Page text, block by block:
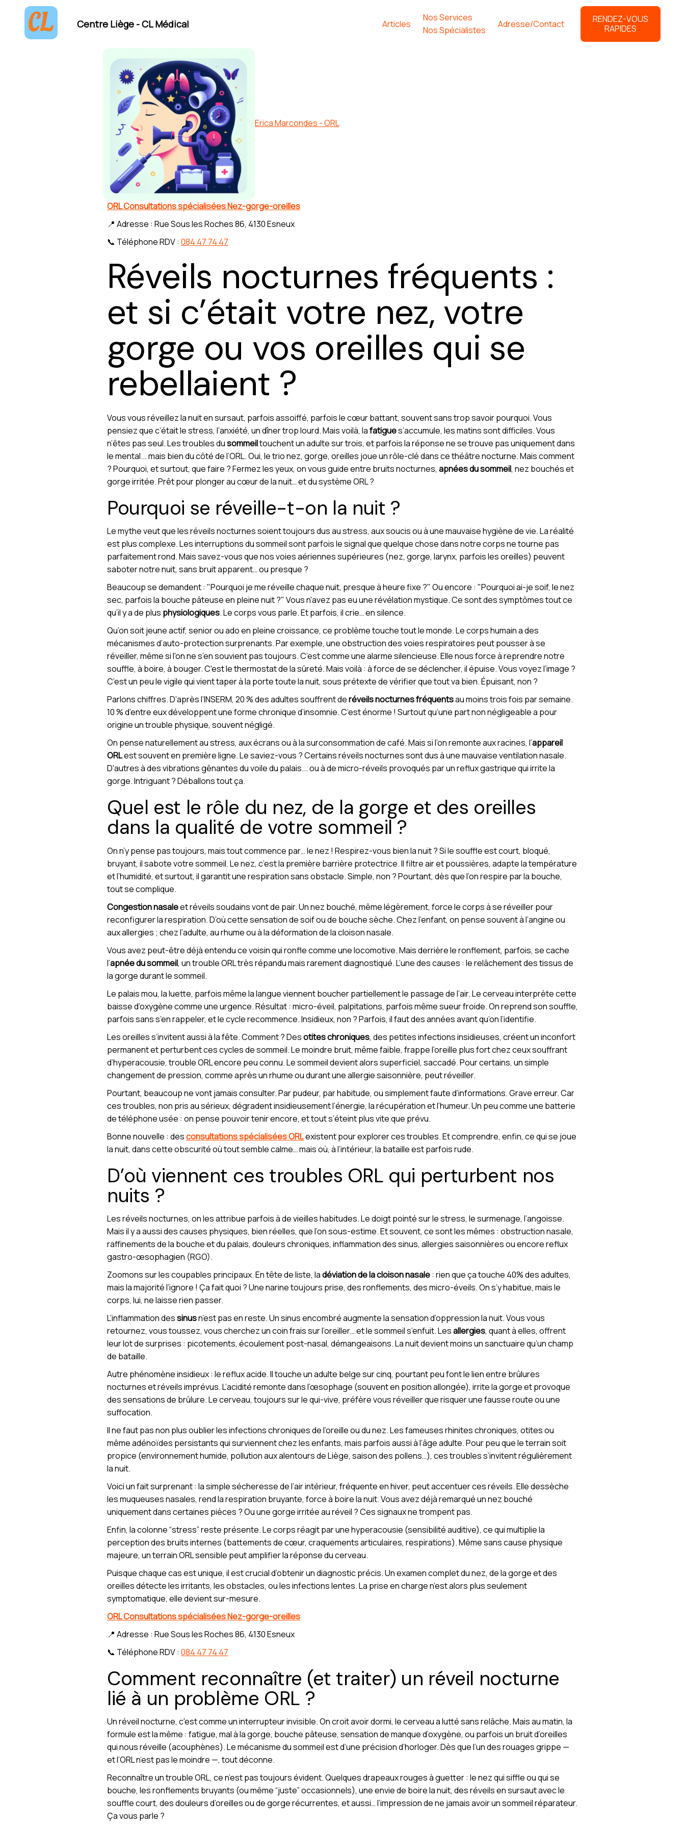
Centre Liège - CL Médical Articles
Nos Services
Nos Spécialistes
Adresse/Contact
RENDEZ-VOUS
RAPIDES
Erica Marcondes - ORL
ORL Consultations spécialisées Nez-gorge-oreilles
📍 Adresse : Rue Sous les Roches 86, 4130 Esneux
📞 Téléphone RDV : 084 47 74 47
Réveils nocturnes fréquents :
et si c’était votre nez, votre
gorge ou vos oreilles qui se
rebellaient ?
Vous vous réveillez la nuit en sursaut, parfois assoiffé, parfois le cœur battant, souvent sans trop savoir pourquoi. Vous
pensiez que c’était le stress, l’anxiété, un dîner trop lourd. Mais voilà, lafatigues’accumule, les matins sont difficiles. Vous
n’êtes pas seul. Les troubles dusommeiltouchent un adulte sur trois, et parfois la réponse ne se trouve pas uniquement dans
le mental... mais bien du côté de l’ORL. Oui, le trio nez, gorge, oreilles joue un rôle-clé dans ce théâtre nocturne. Mais comment
? Pourquoi, et surtout, que faire ? Fermez les yeux, on vous guide entre bruits nocturnes, apnées du sommeil, nez bouchés et
gorge irritée. Prêt pour plonger au cœur de la nuit… et du système ORL ?
Pourquoi se réveille-t-on la nuit ?
Le mythe veut que les réveils nocturnes soient toujours dus au stress, aux soucis ou à une mauvaise hygiène de vie. La réalité
est plus complexe. Les interruptions du sommeil sont parfois le signal que quelque chose dans notre corps ne tourne pas
parfaitement rond. Mais savez-vous que nos voies aériennes supérieures (nez, gorge, larynx, parfois les oreilles) peuvent
saboter notre nuit, sans bruit apparent… ou presque ?
Beaucoup se demandent : "Pourquoi je me réveille chaque nuit, presque à heure fixe ?" Ou encore : "Pourquoi ai-je soif, le nez
sec, parfois la bouche pâteuse en pleine nuit ?" Vous n'avez pas eu une révélation mystique. Ce sont des symptômes tout ce
qu’il y a de plus physiologiques. Le corps vous parle. Et parfois, il crie… en silence.
Qu’on soit jeune actif, senior ou ado en pleine croissance, ce problème touche tout le monde. Le corps humain a des
mécanismes d’auto-protection surprenants. Par exemple, une obstruction des voies respiratoires peut pousser à se
réveiller, même si l'on ne s’en souvient pas toujours. C’est comme une alarme silencieuse. Elle nous force à reprendre notre
souffle, à boire, à bouger. C'est le thermostat de la sûreté. Mais voilà : à force de se déclencher, il épuise. Vous voyez l’image ?
C’est un peu le vigile qui vient taper à la porte toute la nuit, sous prétexte de vérifier que tout va bien. Épuisant, non ?
Parlons chiffres. D’après l’INSERM, 20 % des adultes souffrent deréveils nocturnes fréquentsau moins trois fois par semaine.
10 % d’entre eux développent une forme chronique d’insomnie. C’est énorme ! Surtout qu’une part non négligeable a pour
origine un trouble physique, souvent négligé.
On pense naturellement au stress, aux écrans ou à la surconsommation de café. Mais si l’on remonte aux racines, l’appareil
ORLest souvent en première ligne. Le saviez-vous ? Certains réveils nocturnes sont dus à une mauvaise ventilation nasale.
D'autres à des vibrations gênantes du voile du palais... ou à de micro-réveils provoqués par un reflux gastrique qui irrite la
gorge. Intriguant ? Déballons tout ça.
Quel est le rôle du nez, de la gorge et des oreilles
dans la qualité de votre sommeil ?
On n’y pense pas toujours, mais tout commence par… le nez ! Respirez-vous bien la nuit ? Si le souffle est court, bloqué,
bruyant, il sabote votre sommeil. Le nez, c’est la première barrière protectrice. Il filtre air et poussières, adapte la température
et l’humidité, et surtout, il garantit une respiration sans obstacle. Simple, non ? Pourtant, dès que l’on respire par la bouche,
tout se complique.
Congestion nasaleet réveils soudains vont de pair. Un nez bouché, même légèrement, force le corps à se réveiller pour
reconfigurer la respiration. D’où cette sensation de soif ou de bouche sèche. Chez l’enfant, on pense souvent à l’angine ou
aux allergies ; chez l’adulte, au rhume ou à la déformation de la cloison nasale.
Vous avez peut-être déjà entendu ce voisin qui ronfle comme une locomotive. Mais derrière le ronflement, parfois, se cache
l’apnée du sommeil, un trouble ORL très répandu mais rarement diagnostiqué. L’une des causes : le relâchement des tissus de
la gorge durant le sommeil.
Le palais mou, la luette, parfois même la langue viennent boucher partiellement le passage de l’air. Le cerveau interprète cette
baisse d’oxygène comme une urgence. Résultat : micro-éveil, palpitations, parfois même sueur froide. On reprend son souffle,
parfois sans s’en rappeler, et le cycle recommence. Insidieux, non ? Parfois, il faut des années avant qu’on l’identifie.
Les oreilles s’invitent aussi à la fête. Comment ? Desotites chroniques, des petites infections insidieuses, créent un inconfort
permanent et perturbent ces cycles de sommeil. Le moindre bruit, même faible, frappe l’oreille plus fort chez ceux souffrant
d’hyperacousie, trouble ORL encore peu connu. Le sommeil devient alors superficiel, saccadé. Pour certains, un simple
changement de pression, comme après un rhume ou durant une allergie saisonnière, peut réveiller.
Pourtant, beaucoup ne vont jamais consulter. Par pudeur, par habitude, ou simplement faute d’informations. Grave erreur. Car
ces troubles, non pris au sérieux, dégradent insidieusement l’énergie, la récupération et l’humeur. Un peu comme une batterie
de téléphone usée : on pense pouvoir tenir encore, et tout s’éteint plus vite que prévu.
Bonne nouvelle : desconsultations spécialisées ORLexistent pour explorer ces troubles. Et comprendre, enfin, ce qui se joue
la nuit, dans cette obscurité où tout semble calme… mais où, à l’intérieur, la bataille est parfois rude.
D’où viennent ces troubles ORL qui perturbent nos
nuits ?
Les réveils nocturnes, on les attribue parfois à de vieilles habitudes. Le doigt pointé sur le stress, le surmenage, l’angoisse.
Mais il y a aussi des causes physiques, bien réelles, que l’on sous-estime. Et souvent, ce sont les mêmes : obstruction nasale,
raffinements de la bouche et du palais, douleurs chroniques, inflammation des sinus, allergies saisonnières ou encore reflux
gastro-œsophagien (RGO).
Zoomons sur les coupables principaux. En tête de liste, ladéviation de la cloison nasale: rien que ça touche 40% des adultes,
mais la majorité l’ignore ! Ça fait quoi ? Une narine toujours prise, des ronflements, des micro-éveils. On s’y habitue, mais le
corps, lui, ne laisse rien passer.
L’inflammation dessinusn’est pas en reste. Un sinus encombré augmente la sensation d’oppression la nuit. Vous vous
retournez, vous toussez, vous cherchez un coin frais sur l’oreiller… et le sommeil s’enfuit. Lesallergies, quant à elles, offrent
leur lot de surprises : picotements, écoulement post-nasal, démangeaisons. La nuit devient moins un sanctuaire qu’un champ
de bataille.
Autre phénomène insidieux : le reflux acide. Il touche un adulte belge sur cinq, pourtant peu font le lien entre brûlures
nocturnes et réveils imprévus. L’acidité remonte dans l’œsophage (souvent en position allongée), irrite la gorge et provoque
des sensations de brûlure. Le cerveau, toujours sur le qui-vive, préfère vous réveiller que risquer une fausse route ou une
suffocation.
Il ne faut pas non plus oublier les infections chroniques de l’oreille ou du nez. Les fameuses rhinites chroniques, otites ou
même adénoïdes persistants qui surviennent chez les enfants, mais parfois aussi à l’âge adulte. Pour peu que le terrain soit
propice (environnement humide, pollution aux alentours de Liège, saison des pollens…), ces troubles s’invitent régulièrement
la nuit.
Voici un fait surprenant : la simple sécheresse de l’air intérieur, fréquente en hiver, peut accentuer ces réveils. Elle dessèche
les muqueuses nasales, rend la respiration bruyante, force à boire la nuit. Vous avez déjà remarqué un nez bouché
uniquement dans certaines pièces ? Ou une gorge irritée au réveil ? Ces signaux ne trompent pas.
Enfin, la colonne “stress” reste présente. Le corps réagit par une hyperacousie (sensibilité auditive), ce qui multiplie la
perception des bruits internes (battements de cœur, craquements articulaires, respirations). Même sans cause physique
majeure, un terrain ORL sensible peut amplifier la réponse du cerveau.
Puisque chaque cas est unique, il est crucial d’obtenir un diagnostic précis. Un examen complet du nez, de la gorge et des
oreilles détecte les irritants, les obstacles, ou les infections lentes. La prise en charge n’est alors plus seulement
symptomatique, elle devient sur-mesure.
ORL Consultations spécialisées Nez-gorge-oreilles
📍 Adresse : Rue Sous les Roches 86, 4130 Esneux
📞 Téléphone RDV : 084 47 74 47
Comment reconnaître (et traiter) un réveil nocturne
lié à un problème ORL ?
Un réveil nocturne, c'est comme un interrupteur invisible. On croit avoir dormi, le cerveau a lutté sans relâche. Mais au matin, la
formule est la même : fatigue, mal à la gorge, bouche pâteuse, sensation de manque d’oxygène, ou parfois un bruit d’oreilles
qui nous réveille (acouphènes). Le mécanisme du sommeil est d’une précision d’horloger. Dès que l’un des rouages grippe —
et l’ORL n’est pas le moindre —, tout déconne.
Reconnaître un trouble ORL, ce n’est pas toujours évident. Quelques drapeaux rouges à guetter : le nez qui siffle ou qui se
bouche, les ronflements bruyants (ou même “juste” occasionnels), une envie de boire la nuit, des réveils en sursaut avec le
souffle court, des douleurs d’oreilles ou de gorge récurrentes, et aussi… l’impression de ne jamais avoir un sommeil réparateur.
Ça vous parle ?